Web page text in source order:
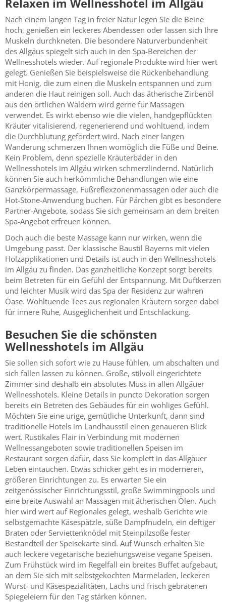
Nach einem langen Tag in freier Natur legen Sie die Beine
hoch, genießen ein leckeres Abendessen oder lassen sich Ihre
Muskeln durchkneten. Die besondere Naturverbundenheit
des Allgäus spiegelt sich auch in den Spa-Bereichen der
Wellnesshotels wieder. Auf regionale Produkte wird hier wert
gelegt. Genießen Sie beispielsweise die Rückenbehandlung
mit Honig, die zum einen die Muskeln entspannen und zum
anderen die Haut reinigen soll. Auch das ätherische Zirbenöl
aus den örtlichen Wäldern wird gerne für Massagen
verwendet. Es wirkt ebenso wie die vielen, handgepflückten
Kräuter vitalisierend, regenerierend und wohltuend, indem
die Durchblutung gefördert wird. Nach einer langen
Wanderung schmerzen Ihnen womöglich die Füße und Beine.
Kein Problem, denn spezielle Kräuterbäder in den
Wellnesshotels im Allgäu wirken schmerzlindernd. Natürlich
können Sie auch herkömmliche Behandlungen wie eine
Ganzkörpermassage, Fußreflexzonenmassagen oder auch die
Hot-Stone-Anwendung buchen. Für Pärchen gibt es besondere
Partner-Angebote, sodass Sie sich gemeinsam an dem breiten
Spa-Angebot erfreuen können.
Doch auch die beste Massage kann nur wirken, wenn die
Umgebung passt. Der klassische Baustil Bayerns mit vielen
Holzapplikationen und Details ist auch in den Wellnesshotels
im Allgäu zu finden. Das ganzheitliche Konzept sorgt bereits
beim Betreten für ein Gefühl der Entspannung. Mit Duftkerzen
und leichter Musik wird das Spa der Residenz zur wahren
Oase. Wohltuende Tees aus regionalen Kräutern sorgen dabei
für innere Ruhe, Ausgeglichenheit und Entschlackung.
Besuchen Sie die schönsten
Wellnesshotels im Allgäu
Sie sollen sich sofort wie zu Hause fühlen, um abschalten und
sich fallen lassen zu können. Große, stilvoll eingerichtete
Zimmer sind deshalb ein absolutes Muss in allen Allgäuer
Wellnesshotels. Kleine Details in puncto Dekoration sorgen
bereits ein Betreten des Gebäudes für ein wohliges Gefühl.
Möchten Sie eine urige, gemütliche Unterkunft, dann sind
traditionelle Hotels im Landhausstil einen genaueren Blick
wert. Rustikales Flair in Verbindung mit modernen
Wellnessangeboten sowie traditionellen Speisen im
Restaurant sorgen dafür, dass Sie komplett in das Allgäuer
Leben eintauchen. Etwas schicker geht es in moderneren,
größeren Einrichtungen zu. Es erwarten Sie ein
zeitgenössischer Einrichtungsstil, große Swimmingpools und
eine breite Auswahl an Massagen mit ätherischen Ölen. Auch
hier wird wert auf Regionales gelegt, weshalb Gerichte wie
selbstgemachte Käsespätzle, süße Dampfnudeln, ein deftiger
Braten oder Serviettenknödel mit Steinpilzsoße fester
Bestandteil der Speisekarte sind. Auf Wunsch erhalten Sie
auch leckere vegetarische beziehungsweise vegane Speisen.
Zum Frühstück wird im Regelfall ein breites Buffet aufgebaut,
an dem Sie sich mit selbstgekochten Marmeladen, leckeren
Wurst- und Käsespezialitäten, Lachs und frisch gebratenen
Spiegeleiern für den Tag stärken können.